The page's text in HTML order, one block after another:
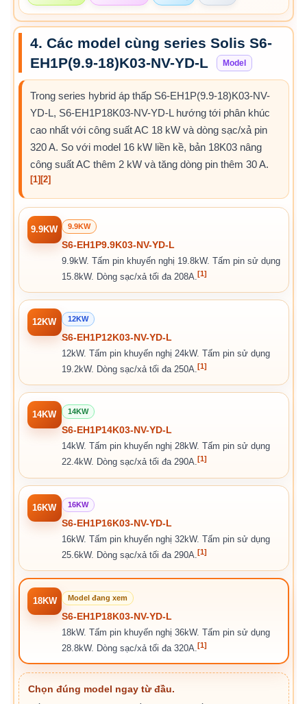
4. Các model cùng series Solis S6-
EH1P(9.9-18)K03-NV-YD-L
Model
Trong series hybrid áp thấp S6-EH1P(9.9-18)K03-NV-
YD-L, S6-EH1P18K03-NV-YD-L hướng tới phân khúc
cao nhất với công suất AC 18 kW và dòng sạc/xả pin
320 A. So với model 16 kW liền kề, bản 18K03 nâng
công suất AC thêm 2 kW và tăng dòng pin thêm 30 A.
[1] [2]
9.9KW 9.9KW
S6-EH1P9.9K03-NV-YD-L
9.9kW. Tấm pin khuyến nghị 19.8kW. Tấm pin sử dụng
15.8kW. Dòng sạc/xả tối đa 208A.[1]
12KW 12KW
S6-EH1P12K03-NV-YD-L
12kW. Tấm pin khuyến nghị 24kW. Tấm pin sử dụng
19.2kW. Dòng sạc/xả tối đa 250A.[1]
14KW 14KW
S6-EH1P14K03-NV-YD-L
14kW. Tấm pin khuyến nghị 28kW. Tấm pin sử dụng
22.4kW. Dòng sạc/xả tối đa 290A. [1]
16KW 16KW
S6-EH1P16K03-NV-YD-L
16kW. Tấm pin khuyến nghị 32kW. Tấm pin sử dụng
25.6kW. Dòng sạc/xả tối đa 290A.[1]
18KW Model đang xem
S6-EH1P18K03-NV-YD-L
18kW. Tấm pin khuyến nghị 36kW. Tấm pin sử dụng
28.8kW. Dòng sạc/xả tối đa 320A. [1]
Chọn đúng model ngay từ đầu.